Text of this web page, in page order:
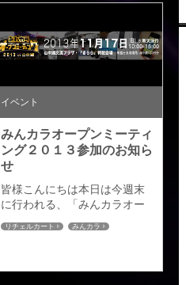
ルファード／ヴェルファイ
ア」 部門１位、「エルグラン
α」部門４位をいただく事が出
来ました。アルファード＆ヴ
ェルファイア、につ...
イベント
みんカラオープンミーティ
ング２０１３参加のお知ら
せ
皆様こんにちは本日は今週末
に行われる、「みんカラオー
プンミーティング２０１３」
のお知らせをさせていただき
リチェルカート みんカラ